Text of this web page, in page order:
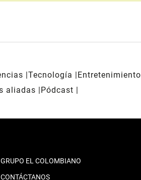
Tecnología Entretenimiento
aliadas
Pódcast
GRUPO EL COLOMBIANO
CONTÁCTANOS